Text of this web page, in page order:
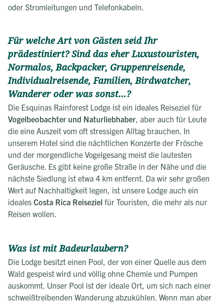
oder Stromleitungen und Telefonkabeln.
Für welche Art von Gästen seid Ihr
prädestiniert? Sind das eher Luxustouristen,
Normalos, Backpacker, Gruppenreisende,
Individualreisende, Familien, Birdwatcher,
Wanderer oder was sonst…?
Die Esquinas Rainforest Lodge ist ein ideales Reiseziel für
Vogelbeobachter und Naturliebhaber , aber auch für Leute
die eine Auszeit vom oft stressigen Alltag brauchen. In
unserem Hotel sind die nächtlichen Konzerte der Frösche
und der morgendliche Vogelgesang meist die lautesten
Geräusche. Es gibt keine große Straße in der Nähe und die
nächste Siedlung ist etwa 4 km entfernt. Da wir sehr großen
Wert auf Nachhaltigkeit legen, ist unsere Lodge auch ein
ideales Costa Rica Reiseziel für Touristen, die mehr als nur
Reisen wollen.
Was ist mit Badeurlaubern?
Die Lodge besitzt einen Pool, der von einer Quelle aus dem
Wald gespeist wird und völlig ohne Chemie und Pumpen
auskommt. Unser Pool ist der ideale Ort, um sich nach einer
schweißtreibenden Wanderung abzukühlen. Wenn man aber